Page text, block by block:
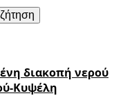
διακοπή νερού
Κυψέλη